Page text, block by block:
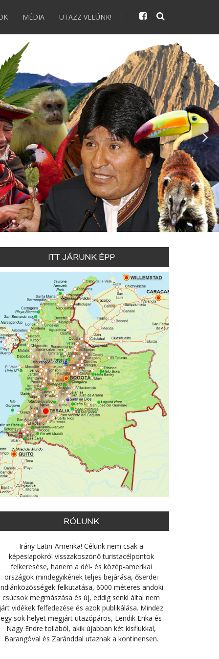
MÉDIA UTAZZ VELÜNK!
ITT JÁRUNK ÉPP
RÓLUNK
Irány Latin-Amerika! Célunk nem csak a
képeslapokról visszaköszönő turistacélpontok
felkeresése, hanem a dél- és közép-amerikai
országok mindegyikének teljes bejárása, őserdei
felkutatása, 6000 méteres andoki
csúcsok megmászása és új, eddig senki által nem
vidékek felfedezése és azok publikálása. Mindez
egy sok helyet megjárt utazópáros, Lendik Erika és
Nagy Endre tollából, akik újabban két kisfiukkal,
Barangóval és Zaránddal utaznak a kontinensen.